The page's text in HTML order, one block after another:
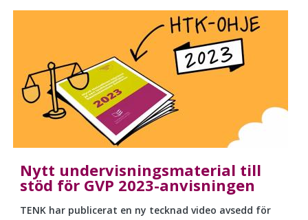
Nytt undervisningsmaterial till
stöd för GVP 2023-anvisningen
TENK har publicerat en ny tecknad video avsedd för